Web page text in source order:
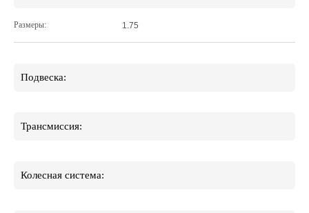
Размеры: 1.75
Подвеска:
Трансмиссия:
Колесная система: